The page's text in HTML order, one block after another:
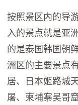
按照景区内的导
入的景点就是亚
的是泰国韩国朝
洲区的主要景点
居、日本姬路城
屠、柬埔寨吴哥